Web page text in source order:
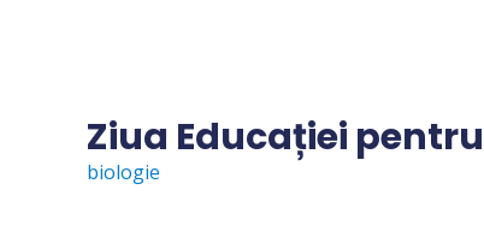
Ziua Educației
biologie